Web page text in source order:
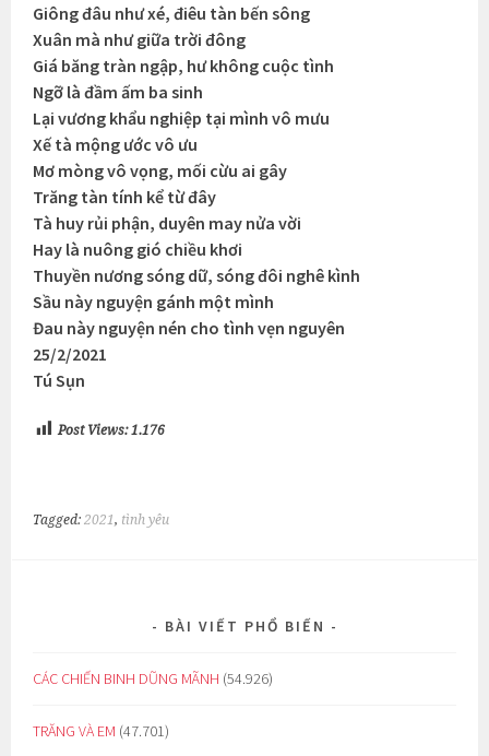
Giông đâu như xé, điêu tàn bến sông
Xuân mà như giữa trời đông
Giá băng tràn ngập, hư không cuộc tình
Ngỡ là đầm ấm ba sinh
Lại vương khẩu nghiệp tại mình vô mưu
Xế tà mộng ước vô ưu
Mơ mòng vô vọng, mối cừu ai gây
Trăng tàn tính kể từ đây
Tà huy rủi phận, duyên may nửa vời
Hay là nuông gió chiều khơi
Thuyền nương sóng dữ, sóng đôi nghê kình
Sầu này nguyện gánh một mình
Đau này nguyện nén cho tình vẹn nguyên
25/2/2021
Tú Sụn
Post Views: 1.176
Tagged:2021, tình yêu
BÀI VIẾT PHỔ BIẾN
CÁC CHIẾN BINH DŨNG MÃNH (54.926)
TRĂNG VÀ EM (47.701)